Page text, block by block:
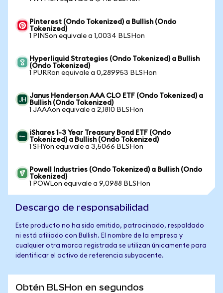
Pinterest (Ondo Tokenized) a Bullish (Ondo
Tokenized)
1 PINSon equivale a 1,0034 BLSHon
Hyperliquid Strategies (Ondo Tokenized) a Bullish
(Ondo Tokenized)
1 PURRon equivale a 0,289953 BLSHon
Janus Henderson AAA CLO ETF (Ondo Tokenized) a
Bullish (Ondo Tokenized)
1 JAAAon equivale a 2,1810 BLSHon
iShares 1-3 Year Treasury Bond ETF (Ondo
Tokenized) a Bullish (Ondo Tokenized)
1 SHYon equivale a 3,5066 BLSHon
Powell Industries (Ondo Tokenized) a Bullish (Ondo
Tokenized)
1 POWLon equivale a 9,0988 BLSHon
Descargo de responsabilidad
Este producto no ha sido emitido, patrocinado, respaldado
ni está afiliado con Bullish. El nombre de la empresa y
cualquier otra marca registrada se utilizan únicamente para
identificar el activo de referencia subyacente.
Obtén BLSHon en segundos